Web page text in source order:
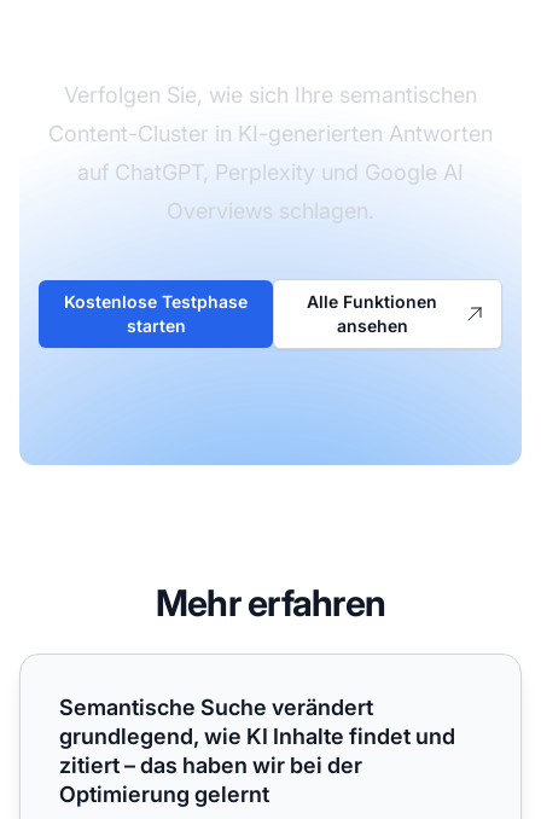
Verfolgen Sie, wie sich Ihre semantischen
Content-Cluster in KI-generierten Antworten
auf ChatGPT, Perplexity und Google AI
Overviews schlagen.
Kostenlose Testphase
starten
Alle Funktionen
ansehen
Mehr erfahren
Semantische Suche verändert grundlegend, wie KI
Semantische Suche verändert
grundlegend, wie KI Inhalte findet und
zitiert – das haben wir bei der
Optimierung gelernt